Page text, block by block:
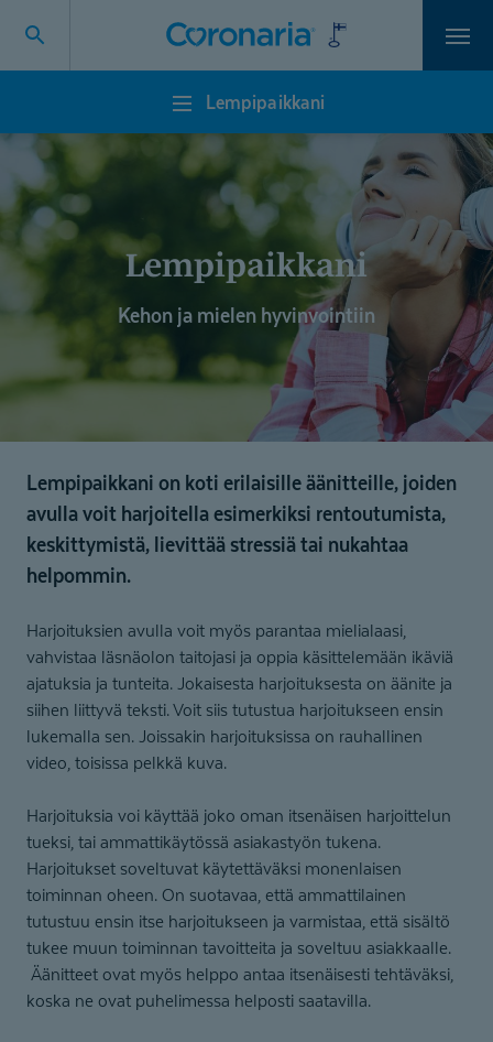
Lempipaikkani
Lempipaikkani
Kehon ja mielen hyvinvointiin
Lempipaikkani on koti erilaisille äänitteille, joiden
avulla voit harjoitella esimerkiksi rentoutumista,
keskittymistä, lievittää stressiä tai nukahtaa
helpommin.
Harjoituksien avulla voit myös parantaa mielialaasi,
vahvistaa läsnäolon taitojasi ja oppia käsittelemään ikäviä
ajatuksia ja tunteita. Jokaisesta harjoituksesta on äänite ja
siihen liittyvä teksti. Voit siis tutustua harjoitukseen ensin
lukemalla sen. Joissakin harjoituksissa on rauhallinen
video, toisissa pelkkä kuva.
Harjoituksia voi käyttää joko oman itsenäisen harjoittelun
tueksi, tai ammattikäytössä asiakastyön tukena.
Harjoitukset soveltuvat käytettäväksi monenlaisen
toiminnan oheen. On suotavaa, että ammattilainen
tutustuu ensin itse harjoitukseen ja varmistaa, että sisältö
tukee muun toiminnan tavoitteita ja soveltuu asiakkaalle.
Äänitteet ovat myös helppo antaa itsenäisesti tehtäväksi,
koska ne ovat puhelimessa helposti saatavilla.